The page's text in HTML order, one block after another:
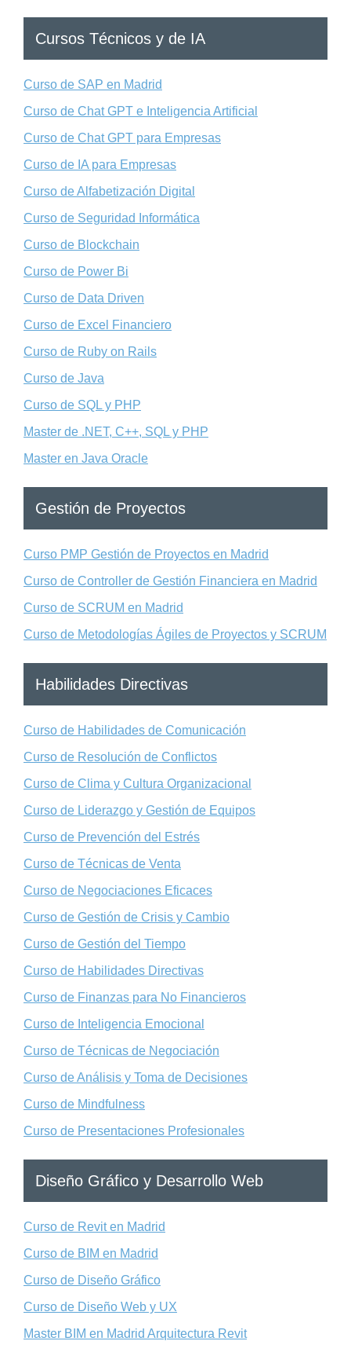
Cursos Técnicos y de IA
Curso de SAP en Madrid
Curso de Chat GPT e Inteligencia Artificial
Curso de Chat GPT para Empresas
Curso de IA para Empresas
Curso de Alfabetización Digital
Curso de Seguridad Informática
Curso de Blockchain
Curso de Power Bi
Curso de Data Driven
Curso de Excel Financiero
Curso de Ruby on Rails
Curso de Java
Curso de SQL y PHP
Master de .NET, C++, SQL y PHP
Master en Java Oracle
Gestión de Proyectos
Curso PMP Gestión de Proyectos en Madrid
Curso de Controller de Gestión Financiera en Madrid
Curso de SCRUM en Madrid
Curso de Metodologías Ágiles de Proyectos y SCRUM
Habilidades Directivas
Curso de Habilidades de Comunicación
Curso de Resolución de Conflictos
Curso de Clima y Cultura Organizacional
Curso de Liderazgo y Gestión de Equipos
Curso de Prevención del Estrés
Curso de Técnicas de Venta
Curso de Negociaciones Eficaces
Curso de Gestión de Crisis y Cambio
Curso de Gestión del Tiempo
Curso de Habilidades Directivas
Curso de Finanzas para No Financieros
Curso de Inteligencia Emocional
Curso de Técnicas de Negociación
Curso de Análisis y Toma de Decisiones
Curso de Mindfulness
Curso de Presentaciones Profesionales
Diseño Gráfico y Desarrollo Web
Curso de Revit en Madrid
Curso de BIM en Madrid
Curso de Diseño Gráfico
Curso de Diseño Web y UX
Master BIM en Madrid Arquitectura Revit